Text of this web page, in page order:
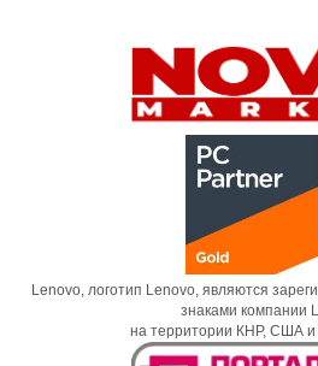
Lenovo, логотип Lenovo, являются
знаками компании
на территории КНР, США и